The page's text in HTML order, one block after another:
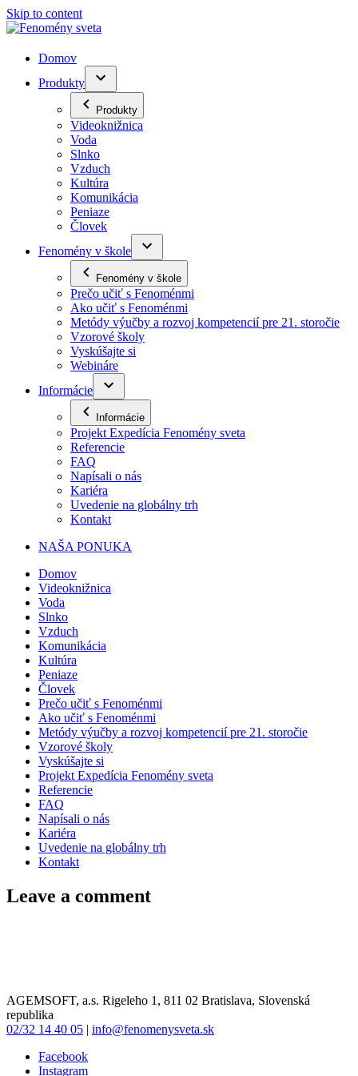
Skip to content
Domov
Produkty
Produkty
Videoknižnica
Voda
Slnko
Vzduch
Kultúra
Komunikácia
Peniaze
Človek
Fenomény v škole
Fenomény v škole
Prečo učiť s Fenoménmi
Ako učiť s Fenoménmi
Metódy výučby a rozvoj kompetencií pre 21. storočie
Vzorové školy
Vyskúšajte si
Webináre
Informácie
Informácie
Projekt Expedícia Fenomény sveta
Referencie
FAQ
Napísali o nás
Kariéra
Uvedenie na globálny trh
Kontakt
NAŠA PONUKA
Domov
Videoknižnica
Voda
Slnko
Vzduch
Komunikácia
Kultúra
Peniaze
Človek
Prečo učiť s Fenoménmi
Ako učiť s Fenoménmi
Metódy výučby a rozvoj kompetencií pre 21. storočie
Vzorové školy
Vyskúšajte si
Projekt Expedícia Fenomény sveta
Referencie
FAQ
Napísali o nás
Kariéra
Uvedenie na globálny trh
Kontakt
Leave a comment
AGEMSOFT, a.s. Rigeleho 1, 811 02 Bratislava, Slovenská
republika
02/32 14 40 05 | info@fenomenysveta.sk
Facebook
Instagram